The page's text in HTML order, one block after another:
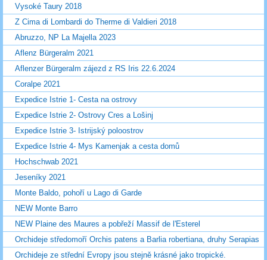
Vysoké Taury 2018
Z Cima di Lombardi do Therme di Valdieri 2018
Abruzzo, NP La Majella 2023
Aflenz Bürgeralm 2021
Aflenzer Bürgeralm zájezd z RS Iris 22.6.2024
Coralpe 2021
Expedice Istrie 1- Cesta na ostrovy
Expedice Istrie 2- Ostrovy Cres a Lošinj
Expedice Istrie 3- Istrijský poloostrov
Expedice Istrie 4- Mys Kamenjak a cesta domů
Hochschwab 2021
Jeseníky 2021
Monte Baldo, pohoří u Lago di Garde
NEW Monte Barro
NEW Plaine des Maures a pobřeží Massif de l'Esterel
Orchideje středomoří Orchis patens a Barlia robertiana, druhy Serapias
Orchideje ze střední Evropy jsou stejně krásné jako tropické.